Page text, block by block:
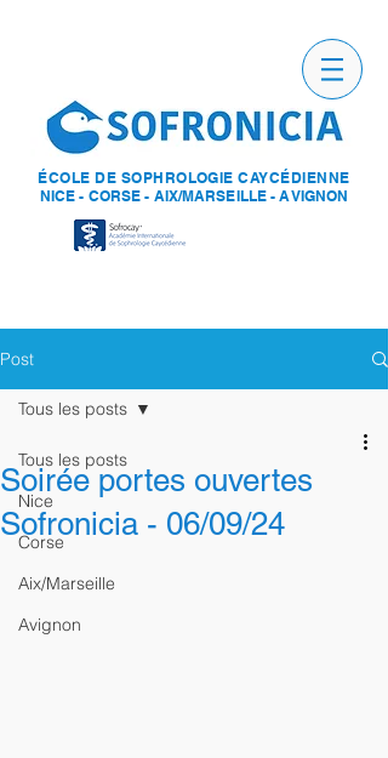
ÉCOLE DE SOPHROLOGIE CAYCÉDIENNE
NICE - CORSE - AIX/MARSEILLE - AVIGNON
Post
Tous les posts
Nice
Corse
Aix/Marseille
Avignon
Tous les posts
Soirée portes ouvertes
Sofronicia - 06/09/24